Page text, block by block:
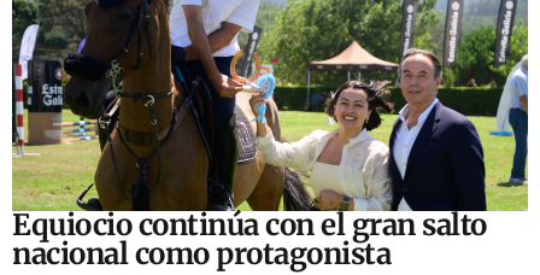
Equiocio continúa con el gran salto
nacional como protagonista